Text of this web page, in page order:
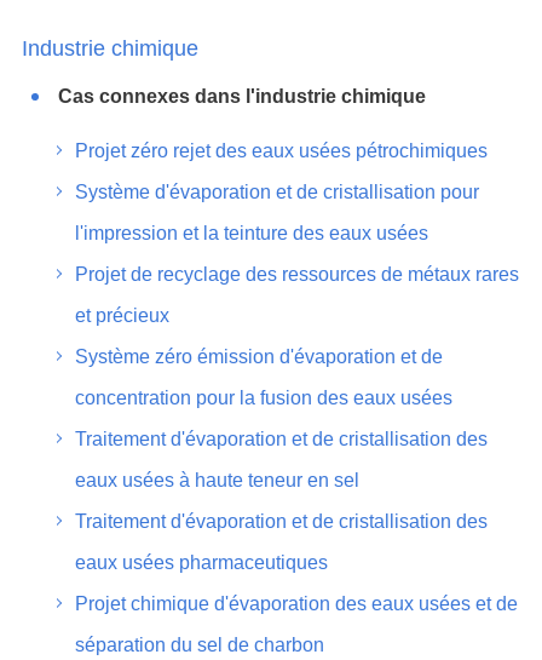
Industrie chimique
Cas connexes dans l'industrie chimique
Projet zéro rejet des eaux usées pétrochimiques
Système d'évaporation et de cristallisation pour
l'impression et la teinture des eaux usées
Projet de recyclage des ressources de métaux rares
et précieux
Système zéro émission d'évaporation et de
concentration pour la fusion des eaux usées
Traitement d'évaporation et de cristallisation des
eaux usées à haute teneur en sel
Traitement d'évaporation et de cristallisation des
eaux usées pharmaceutiques
Projet chimique d'évaporation des eaux usées et de
séparation du sel de charbon